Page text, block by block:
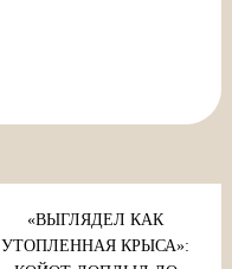
«ВЫГЛЯДЕЛ КАК
УТОПЛЕННАЯ КРЫСА»: